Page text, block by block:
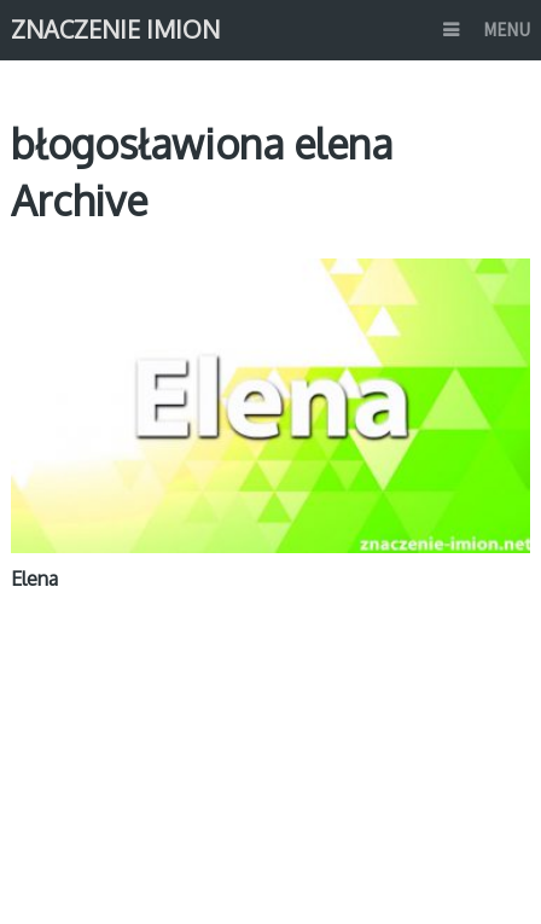
ZNACZENIE IMION MENU
błogosławiona elena
Archive
Elena